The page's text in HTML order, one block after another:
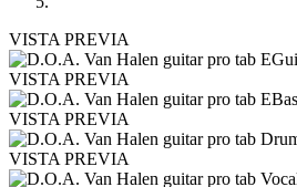
VISTA PREVIA
VISTA PREVIA
VISTA PREVIA
VISTA PREVIA